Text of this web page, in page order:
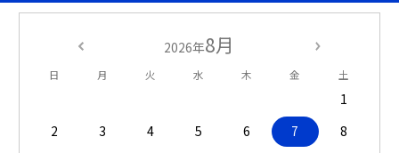
2026年8月
日 月 火 水 木 金 土
1
2
3 4 5 6 7
8